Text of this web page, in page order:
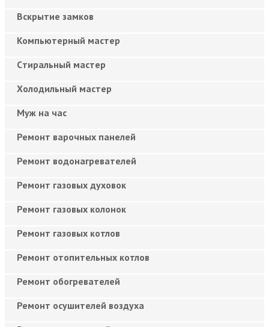
Вскрытие замков
Компьютерный мастер
Cтиральный мастер
Холодильный мастер
Муж на час
Ремонт варочных панелей
Ремонт водонагревателей
Ремонт газовых духовок
Ремонт газовых колонок
Ремонт газовых котлов
Ремонт отопительных котлов
Ремонт обогревателей
Ремонт осушителей воздуха